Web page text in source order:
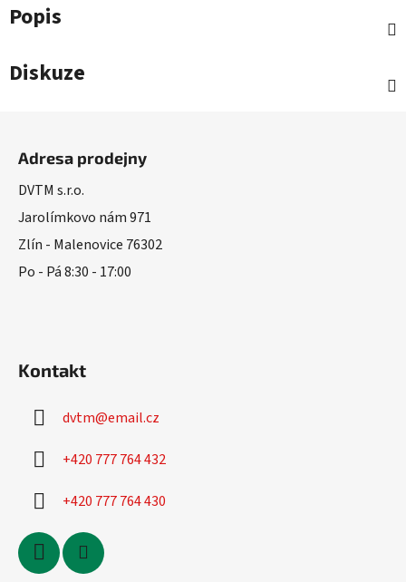
Popis
Diskuze
Adresa prodejny
DVTM s.r.o.
Jarolímkovo nám 971
Zlín - Malenovice 76302
Po - Pá 8:30 - 17:00
Kontakt
dvtm@email.cz
+420 777 764 432
+420 777 764 430